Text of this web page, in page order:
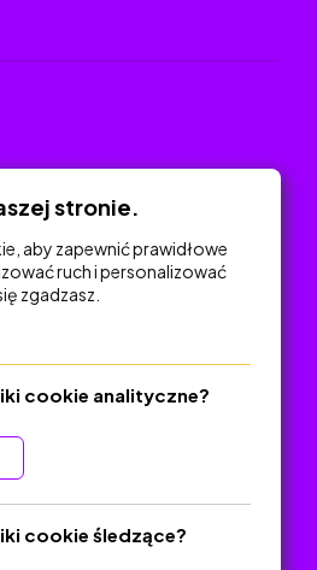
stronie.
aby zapewnić prawidłowe
ruch i personalizować
zgadzasz.
cookie analityczne?
cookie śledzące?